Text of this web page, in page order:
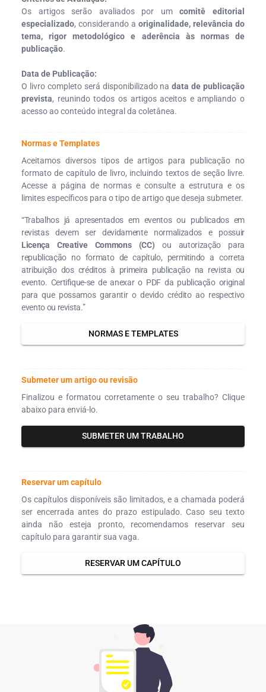
Os artigos serão avaliados por umcomitê editorial
especializado, considerando a originalidade, relevância do
tema, rigor metodológico e aderência às normas de
publicação.
Data de Publicação:
O livro completo será disponibilizado nadata de publicação
prevista, reunindo todos os artigos aceitos e ampliando o
acesso ao conteúdo integral da coletânea.
Normas e Templates
Aceitamos diversos tipos de artigos para publicação no
formato de capítulo de livro, incluindo textos de seção livre.
Acesse a página de normas e consulte a estrutura e os
limites específicos para o tipo de artigo que deseja submeter.
“Trabalhos já apresentados em eventos ou publicados em
revistas devem ser devidamente normalizados e possuir
Licença Creative Commons (CC) ou autorização para
republicação no formato de capítulo, permitindo a correta
atribuição dos créditos à primeira publicação na revista ou
evento. Certifique-se de anexar o PDF da publicação original
para que possamos garantir o devido crédito ao respectivo
evento ou revista.”
NORMAS E TEMPLATES
Submeter um artigo ou revisão
Finalizou e formatou corretamente o seu trabalho? Clique
abaixo para enviá-lo.
SUBMETER UM TRABALHO
Reservar um capítulo
Os capítulos disponíveis são limitados, e a chamada poderá
ser encerrada antes do prazo estipulado. Caso seu texto
ainda não esteja pronto, recomendamos reservar seu
capítulo para garantir sua vaga.
RESERVAR UM CAPÍTULO